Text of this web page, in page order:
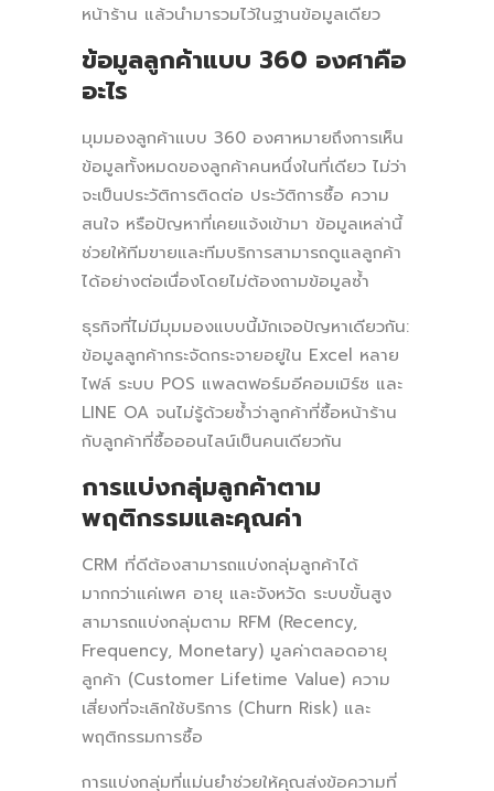
หน้าร้าน แล้วนำมารวมไว้ในฐานข้อมูลเดียว
ข้อมูลลูกค้าแบบ 360 องศาคือ
อะไร
มุมมองลูกค้าแบบ 360 องศาหมายถึงการเห็น
ข้อมูลทั้งหมดของลูกค้าคนหนึ่งในที่เดียว ไม่ว่า
จะเป็นประวัติการติดต่อ ประวัติการซื้อ ความ
สนใจ หรือปัญหาที่เคยแจ้งเข้ามา ข้อมูลเหล่านี้
ช่วยให้ทีมขายและทีมบริการสามารถดูแลลูกค้า
ได้อย่างต่อเนื่องโดยไม่ต้องถามข้อมูลซ้ำ
ธุรกิจที่ไม่มีมุมมองแบบนี้มักเจอปัญหาเดียวกัน:
ข้อมูลลูกค้ากระจัดกระจายอยู่ใน Excel หลาย
ไฟล์ ระบบ POS แพลตฟอร์มอีคอมเมิร์ซ และ
LINE OA จนไม่รู้ด้วยซ้ำว่าลูกค้าที่ซื้อหน้าร้าน
กับลูกค้าที่ซื้อออนไลน์เป็นคนเดียวกัน
การแบ่งกลุ่มลูกค้าตาม
พฤติกรรมและคุณค่า
CRM ที่ดีต้องสามารถแบ่งกลุ่มลูกค้าได้
มากกว่าแค่เพศ อายุ และจังหวัด ระบบขั้นสูง
สามารถแบ่งกลุ่มตาม RFM (Recency,
Frequency, Monetary) มูลค่าตลอดอายุ
ลูกค้า (Customer Lifetime Value) ความ
เสี่ยงที่จะเลิกใช้บริการ (Churn Risk) และ
พฤติกรรมการซื้อ
การแบ่งกลุ่มที่แม่นยำช่วยให้คุณส่งข้อความที่